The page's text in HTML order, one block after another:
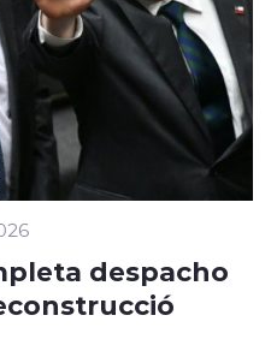
despacho